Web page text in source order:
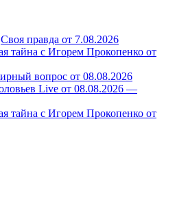
Своя правда от 7.08.2026
тайна с Игорем Прокопенко от
вопрос от 08.08.2026
Live от 08.08.2026 —
тайна с Игорем Прокопенко от